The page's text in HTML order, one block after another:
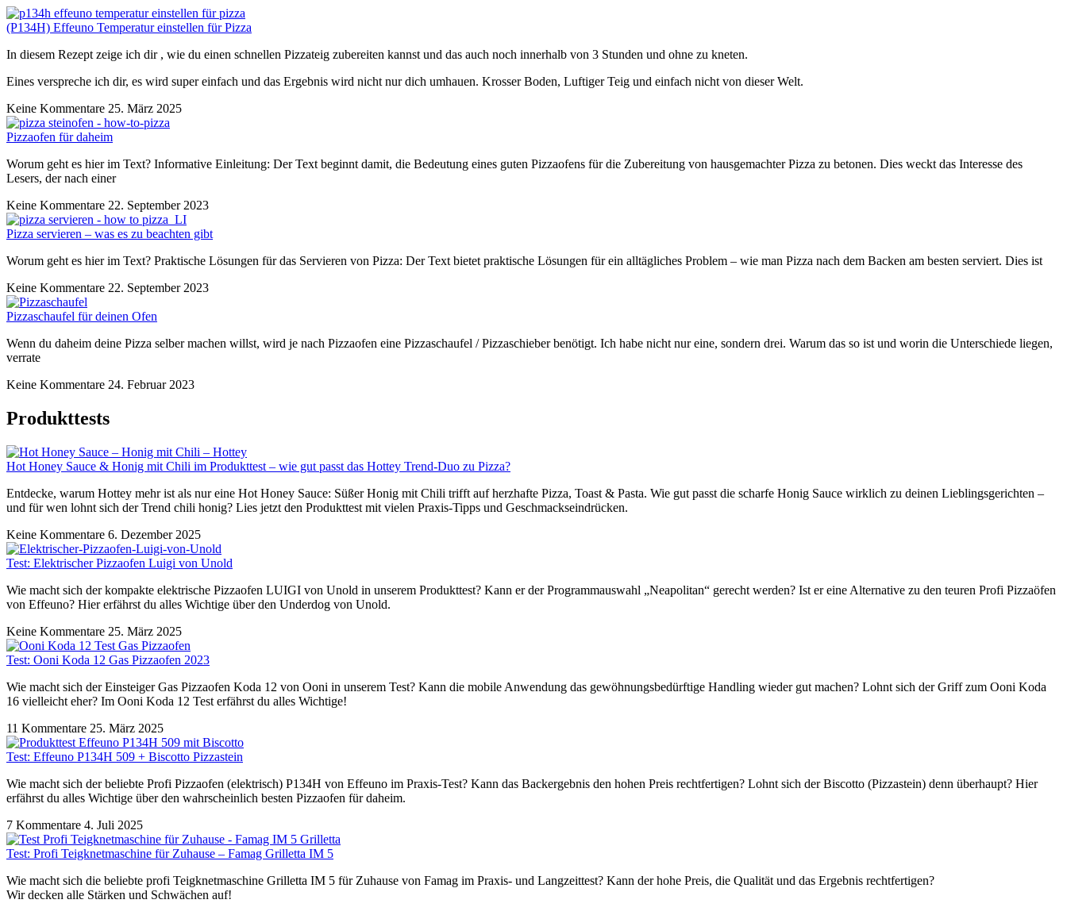
(P134H) Effeuno Temperatur einstellen für Pizza
In diesem Rezept zeige ich dir , wie du einen schnellen Pizzateig zubereiten kannst und das auch noch innerhalb von 3 Stunden und ohne zu kneten.
Eines verspreche ich dir, es wird super einfach und das Ergebnis wird nicht nur dich umhauen. Krosser Boden, Luftiger Teig und einfach nicht von dieser Welt.
Keine Kommentare 25. März 2025
Pizzaofen für daheim
Worum geht es hier im Text? Informative Einleitung: Der Text beginnt damit, die Bedeutung eines guten Pizzaofens für die Zubereitung von hausgemachter Pizza zu betonen. Dies weckt das Interesse des
Lesers, der nach einer
Keine Kommentare 22. September 2023
Pizza servieren – was es zu beachten gibt
Worum geht es hier im Text? Praktische Lösungen für das Servieren von Pizza: Der Text bietet praktische Lösungen für ein alltägliches Problem – wie man Pizza nach dem Backen am besten serviert. Dies ist
Keine Kommentare 22. September 2023
Pizzaschaufel für deinen Ofen
Wenn du daheim deine Pizza selber machen willst, wird je nach Pizzaofen eine Pizzaschaufel / Pizzaschieber benötigt. Ich habe nicht nur eine, sondern drei. Warum das so ist und worin die Unterschiede liegen,
verrate
Keine Kommentare 24. Februar 2023
Produkttests
Hot Honey Sauce & Honig mit Chili im Produkttest – wie gut passt das Hottey Trend-Duo zu Pizza?
Entdecke, warum Hottey mehr ist als nur eine Hot Honey Sauce: Süßer Honig mit Chili trifft auf herzhafte Pizza, Toast & Pasta. Wie gut passt die scharfe Honig Sauce wirklich zu deinen Lieblingsgerichten –
und für wen lohnt sich der Trend chili honig? Lies jetzt den Produkttest mit vielen Praxis-Tipps und Geschmackseindrücken.
Keine Kommentare 6. Dezember 2025
Test: Elektrischer Pizzaofen Luigi von Unold
Wie macht sich der kompakte elektrische Pizzaofen LUIGI von Unold in unserem Produkttest? Kann er der Programmauswahl „Neapolitan“ gerecht werden? Ist er eine Alternative zu den teuren Profi Pizzaöfen
von Effeuno? Hier erfährst du alles Wichtige über den Underdog von Unold.
Keine Kommentare 25. März 2025
Test: Ooni Koda 12 Gas Pizzaofen 2023
Wie macht sich der Einsteiger Gas Pizzaofen Koda 12 von Ooni in unserem Test? Kann die mobile Anwendung das gewöhnungsbedürftige Handling wieder gut machen? Lohnt sich der Griff zum Ooni Koda
16 vielleicht eher? Im Ooni Koda 12 Test erfährst du alles Wichtige!
11 Kommentare 25. März 2025
Test: Effeuno P134H 509 + Biscotto Pizzastein
Wie macht sich der beliebte Profi Pizzaofen (elektrisch) P134H von Effeuno im Praxis-Test? Kann das Backergebnis den hohen Preis rechtfertigen? Lohnt sich der Biscotto (Pizzastein) denn überhaupt? Hier
erfährst du alles Wichtige über den wahrscheinlich besten Pizzaofen für daheim.
7 Kommentare 4. Juli 2025
Test: Profi Teigknetmaschine für Zuhause – Famag Grilletta IM 5
Wie macht sich die beliebte profi Teigknetmaschine Grilletta IM 5 für Zuhause von Famag im Praxis- und Langzeittest? Kann der hohe Preis, die Qualität und das Ergebnis rechtfertigen?
Wir decken alle Stärken und Schwächen auf!